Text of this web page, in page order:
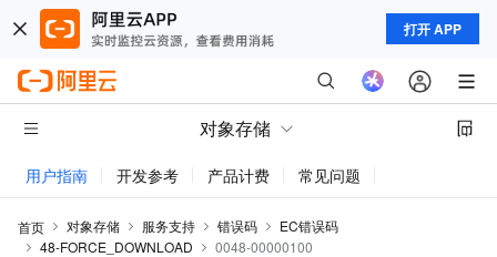
打开 APP
对象存储
用户指南 开发参考 产品计费 常见问题
首页 对象存储 服务支持 错误码
EC错误码
48-FORCE_DOWNLOAD
0048-00000100